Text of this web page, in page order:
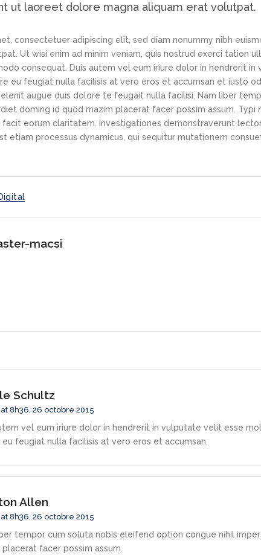
ut laoreet dolore magna aliquam erat volutpat.
consectetuer adipiscing elit, sed diam nonummy nibh
Ut wisi enim ad minim veniam, quis nostrud exerci tation
consequat. Duis autem vel eum iriure dolor in hendrerit
eu feugiat nulla facilisis at vero eros et accumsan et iusto
augue duis dolore te feugait nulla facilisi. Nam liber
doming id quod mazim placerat facer possim assum. Typi
facit eorum claritatem. Investigationes demonstraverunt
etiam processus dynamicus, qui sequitur mutationem
macsi
Schultz
8h36, 26 octobre 2015
vel eum iriure dolor in hendrerit in vulputate velit esse
feugiat nulla facilisis at vero eros et accumsan.
Allen
8h36, 26 octobre 2015
tempor cum soluta nobis eleifend option congue nihil
placerat facer possim assum.